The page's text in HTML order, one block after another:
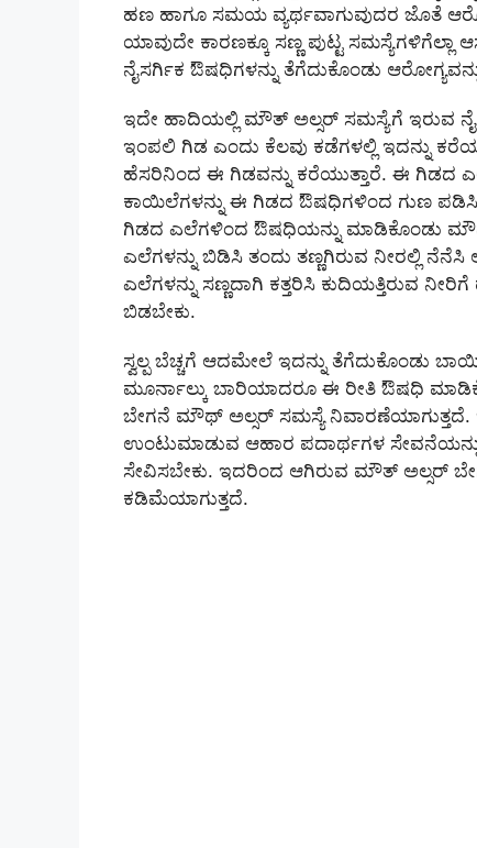
ಹಣ ಹಾಗೂ ಸಮಯ ವ್ಯರ್ಥವಾಗುವುದರ ಜೊತೆ
ಯಾವುದೇ ಕಾರಣಕ್ಕೂ ಸಣ್ಣ ಪುಟ್ಟ ಸಮಸ್ಯೆಗಳಿಗೆಲ್ಲಾ
ನೈಸರ್ಗಿಕ ಔಷಧಿಗಳನ್ನು ತೆಗೆದುಕೊಂಡು
ಇದೇ ಹಾದಿಯಲ್ಲಿ ಮೌತ್ ಅಲ್ಸರ್ ಸಮಸ್ಯೆಗೆ ಇರುವ
ಇಂಪಲಿ ಗಿಡ ಎಂದು ಕೆಲವು ಕಡೆಗಳಲ್ಲಿ ಇದನ್ನು
ಹೆಸರಿನಿಂದ ಈ ಗಿಡವನ್ನು ಕರೆಯುತ್ತಾರೆ. ಈ ಗಿಡದ
ಕಾಯಿಲೆಗಳನ್ನು ಈ ಗಿಡದ ಔಷಧಿಗಳಿಂದ ಗುಣ
ಗಿಡದ ಎಲೆಗಳಿಂದ ಔಷಧಿಯನ್ನು ಮಾಡಿಕೊಂಡು
ಎಲೆಗಳನ್ನು ಬಿಡಿಸಿ ತಂದು ತಣ್ಣಗಿರುವ ನೀರಲ್ಲಿ ನೆನೆಸಿ
ಎಲೆಗಳನ್ನು ಸಣ್ಣದಾಗಿ ಕತ್ತರಿಸಿ ಕುದಿಯತ್ತಿರುವ
ಬಿಡಬೇಕು.
ಸ್ವಲ್ಪ ಬೆಚ್ಚಗೆ ಆದಮೇಲೆ ಇದನ್ನು ತೆಗೆದುಕೊಂಡು
ಮೂರ್ನಾಲ್ಕು ಬಾರಿಯಾದರೂ ಈ ರೀತಿ ಔಷಧಿ
ಬೇಗನೆ ಮೌಥ್ ಅಲ್ಸರ್ ಸಮಸ್ಯೆ ನಿವಾರಣೆಯಾಗುತ್ತದೆ.
ಉಂಟುಮಾಡುವ ಆಹಾರ ಪದಾರ್ಥಗಳ ಸೇವನೆಯನ್ನು
ಸೇವಿಸಬೇಕು. ಇದರಿಂದ ಆಗಿರುವ ಮೌತ್ ಅಲ್ಸರ್
ಕಡಿಮೆಯಾಗುತ್ತದೆ.